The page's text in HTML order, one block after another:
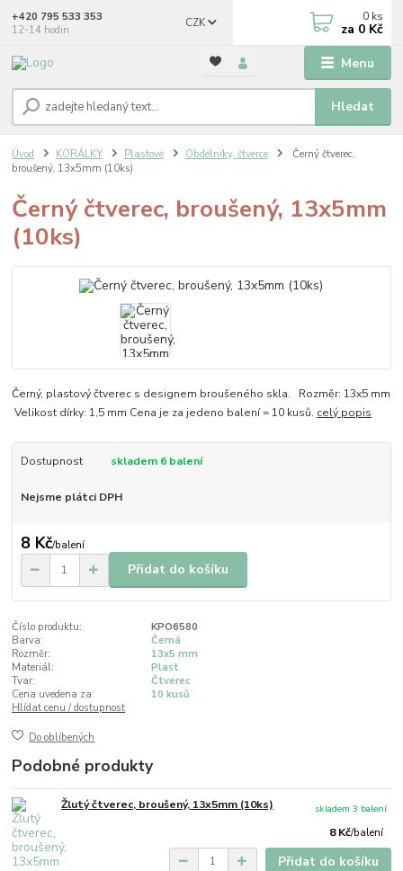
Menu
CZK
Hledat
+420 795 533 353
12-14 hodin
0 ks
za 0 Kč
Úvod KORÁLKY Plastové Obdélníky, čtverce
Černý čtverec,
broušený, 13x5mm (10ks)
Černý čtverec, broušený, 13x5mm
(10ks)
Černý, plastový čtverec s designem broušeného skla. Rozměr: 13x5 mm
Velikost dírky: 1,5 mm Cena je za jedeno balení = 10 kusů. celý popis
Dostupnost skladem 6 balení
Nejsme plátci DPH
8 Kč/balení
Přidat do košíku
Číslo produktu:
KPO6580
Barva:
Černá
Rozměr:
13x5 mm
Materiál:
Plast
Tvar:
Čtverec
Cena uvedena za:
10 kusů
Hlídat cenu / dostupnost
Do oblíbených
Podobné produkty
Žlutý čtverec, broušený, 13x5mm (10ks)
8 Kč/balení
skladem 3 balení
Přidat do košíku